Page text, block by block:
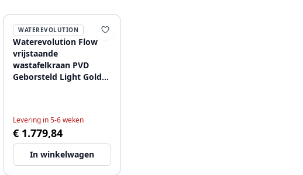
WATEREVOLUTION
Waterevolution Flow
vrijstaande
wastafelkraan PVD
Geborsteld Light Gold
Levering in 5-6 weken
€ 1.779,84
In winkelwagen